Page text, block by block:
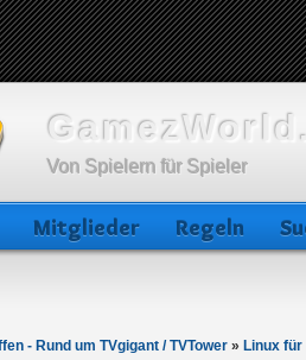
Von Spielern für Spieler
Mitglieder Regeln
- Rund um TVgigant / TVTower » Linux